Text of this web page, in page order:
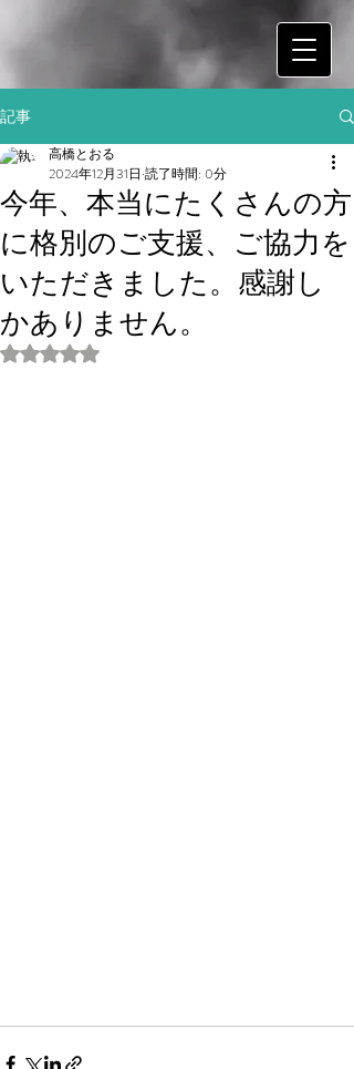
記事
今年、本当にたくさんの方
に格別のご支援、ご協力を
いただきました。感謝し
かありません。
高橋とおる
2024年12月31日 読了時間: 0分
5つ星のうちNaNと評価されています。